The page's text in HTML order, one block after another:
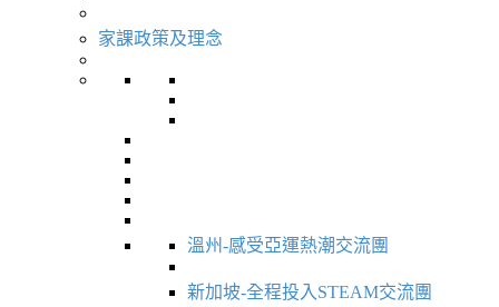
家課政策及理念
溫州-感受亞運熱潮交流團
新加坡-全程投入STEAM交流團